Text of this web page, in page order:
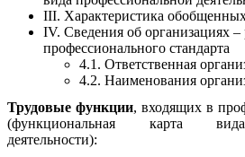
III. Характеристика
IV. Сведения об организациях –
профессионального стандарта
4.1. Ответственная
4.2. Наименования
Трудовые функции, входящих в
(функциональная карта
деятельности):